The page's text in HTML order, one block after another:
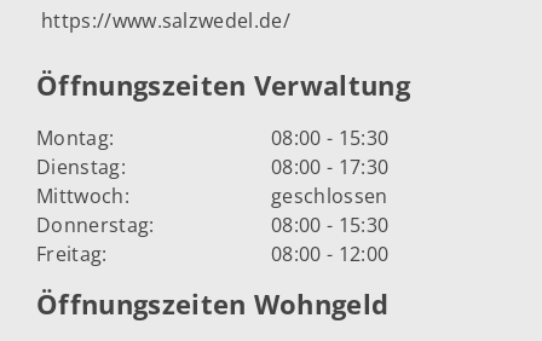
https://www.salzwedel.de/
Öffnungszeiten Verwaltung
Montag:
08:00 - 15:30
Dienstag:
08:00 - 17:30
Mittwoch:
geschlossen
Donnerstag:
08:00 - 15:30
Freitag:
08:00 - 12:00
Öffnungszeiten Wohngeld